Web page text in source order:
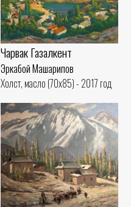
Чарвак Газалкент
Эркабой Машарипов
Холст, масло (70x85) - 2017 год